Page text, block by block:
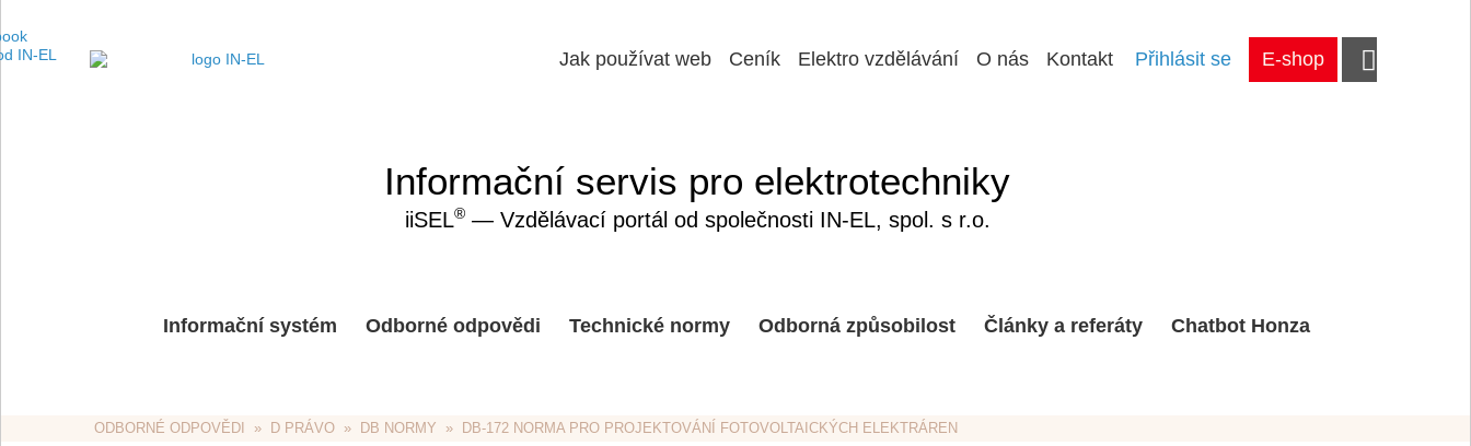
Přihlásit se E-shop
Jak používat web Ceník Elektro vzdělávání O nás Kontakt
Informační servis pro elektrotechniky
iiSEL®— Vzdělávací portál od společnosti IN-EL, spol. s r.o.
Informační systém Odborné odpovědi Technické normy Odborná způsobilost Články a referáty Chatbot Honza
ODBORNÉ ODPOVĚDI
  »
D PRÁVO
  »
DB NORMY
  »  DB-172 NORMA PRO PROJEKTOVÁNÍ FOTOVOLTAICKÝCH ELEKTRÁREN